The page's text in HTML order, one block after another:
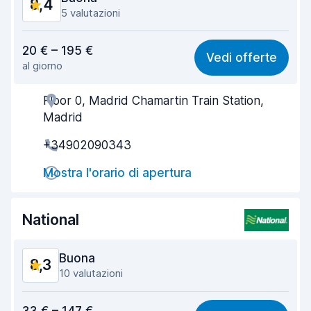
8,4 5 valutazioni
8,2
Facile da trovare 8,3
Gentilezza degli agenti
Condizioni dell'auto 8,7
20 € – 195 €
al giorno
Vedi offerte
Floor 0, Madrid Chamartin Train Station,
Madrid
+34902090343
Mostra l'orario di apertura
National
8,3 Buona
10 valutazioni
8,0